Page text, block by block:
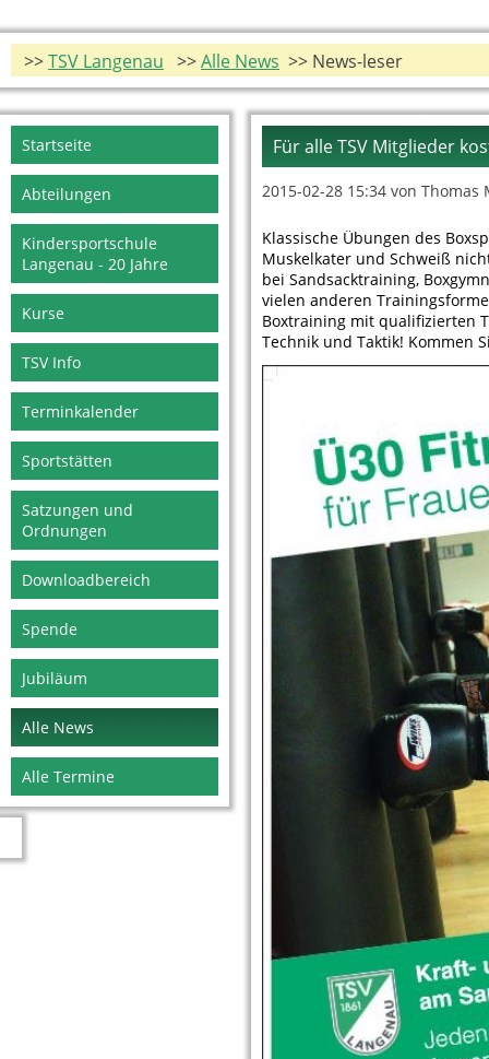
>>TSV Langenau >>Alle News >> News-leser
Für alle TSV Mitglieder
2015-02-28 15:34 von Thomas
Klassische Übungen des
Muskelkater und Schweiß
bei Sandsacktraining,
vielen anderen
Boxtraining mit qualifizierten
Technik und Taktik! Kommen
Navigation
überspringen
Startseite
Abteilungen
Kindersportschule
Langenau - 20 Jahre
Kurse
TSV Info
Terminkalender
Sportstätten
Satzungen und
Ordnungen
Downloadbereich
Spende
Jubiläum
Alle News
Alle Termine